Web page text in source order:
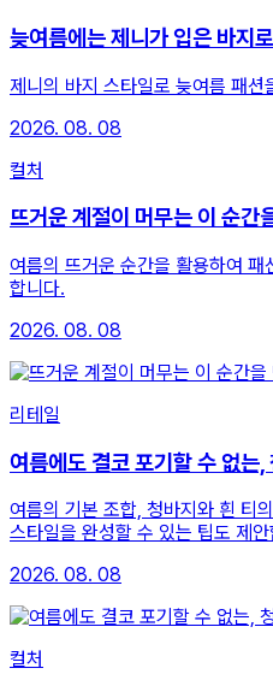
늦여름에는 제니가 입은 바지
제니의 바지 스타일로 늦여름 패션
2026. 08. 08
컬처
뜨거운 계절이 머무는 이 순간
여름의 뜨거운 순간을 활용하여
합니다.
2026. 08. 08
리테일
여름에도 결코 포기할 수 없는,
여름의 기본 조합, 청바지와 흰 티
스타일을 완성할 수 있는 팁도 제
2026. 08. 08
컬처